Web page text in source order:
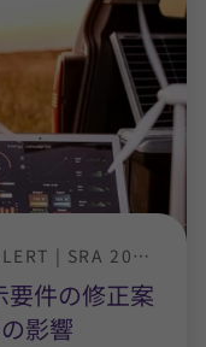
要件の修正案
影響
SUSTAINABILITY REPORTING ALERT | SRA 2025-1